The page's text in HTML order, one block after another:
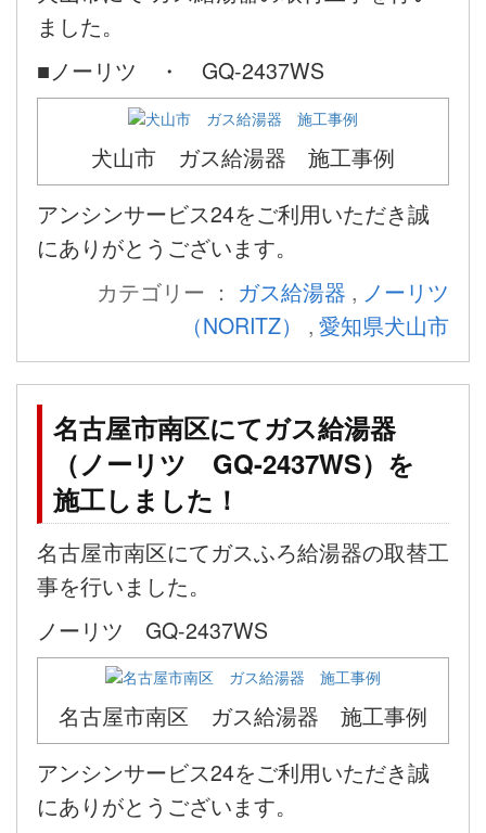
ました。
■ノーリツ ・ GQ-2437WS
犬山市 ガス給湯器 施工事例
アンシンサービス24をご利用いただき誠
にありがとうございます。
カテゴリー ： ガス給湯器 , ノーリツ
（NORITZ）
, 愛知県犬山市
名古屋市南区にてガス給湯器
（ノーリツ GQ-2437WS）を
施工しました！
名古屋市南区にてガスふろ給湯器の取替工
事を行いました。
ノーリツ GQ-2437WS
名古屋市南区 ガス給湯器 施工事例
アンシンサービス24をご利用いただき誠
にありがとうございます。